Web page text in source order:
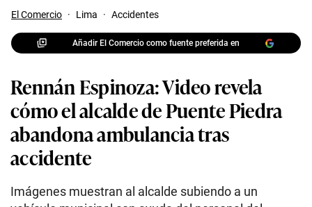
El Comercio · Lima · Accidentes
Añadir El Comercio como fuente preferida en
Rennán Espinoza: Video revela
cómo el alcalde de Puente Piedra
abandona ambulancia tras
accidente
Imágenes muestran al alcalde subiendo a un